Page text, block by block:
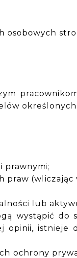
osobowych
określonych
prawnymi;
praw
lub
wystąpić
opinii,
ochrony